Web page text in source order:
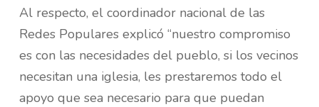
Al respecto, el coordinador nacional de las
Redes Populares explicó “nuestro compromiso
es con las necesidades del pueblo, si los vecinos
necesitan una iglesia, les prestaremos todo el
apoyo que sea necesario para que puedan